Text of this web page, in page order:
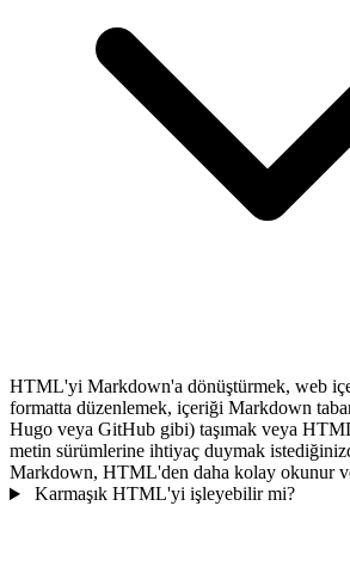
HTML'yi Markdown'a dönüştürmek, web
formatta düzenlemek, içeriği Markdown
Hugo veya GitHub gibi) taşımak veya
metin sürümlerine ihtiyaç duymak
Markdown, HTML'den daha kolay okunur
Karmaşık HTML'yi işleyebilir mi?